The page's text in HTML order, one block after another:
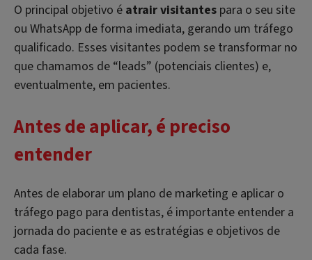
O principal objetivo é atrair visitantes para o seu site
ou WhatsApp de forma imediata, gerando um tráfego
qualificado. Esses visitantes podem se transformar no
que chamamos de “leads” (potenciais clientes) e,
eventualmente, em pacientes.
Antes de aplicar, é preciso
entender
Antes de elaborar um plano de marketing e aplicar o
tráfego pago para dentistas, é importante entender a
jornada do paciente e as estratégias e objetivos de
cada fase.